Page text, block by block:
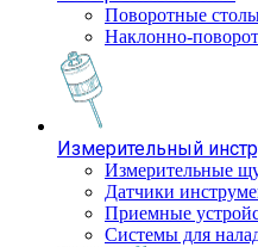
Поворотные
Наклонно-
Измерительный
Измерительные
Датчики
Приемные
Системы для